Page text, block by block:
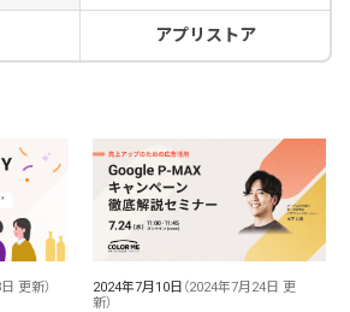
アプリストア
更新） 2024年7月10日 （2024年7月24日 更
新）